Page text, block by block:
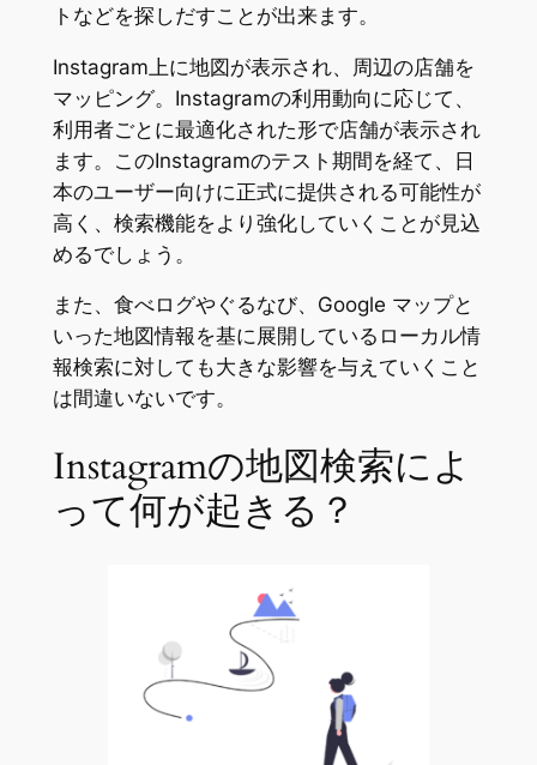
トなどを探しだすことが出来ます。
Instagram上に地図が表示され、周辺の店舗を
マッピング。Instagramの利用動向に応じて、
利用者ごとに最適化された形で店舗が表示され
ます。このInstagramのテスト期間を経て、日
本のユーザー向けに正式に提供される可能性が
高く、検索機能をより強化していくことが見込
めるでしょう。
また、食べログやぐるなび、Google マップと
いった地図情報を基に展開しているローカル情
報検索に対しても大きな影響を与えていくこと
は間違いないです。
Instagramの地図検索によ
って何が起きる？